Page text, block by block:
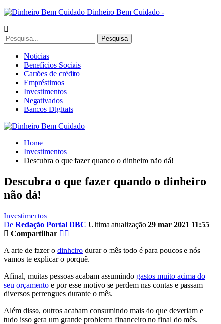
Dinheiro Bem Cuidado -
Notícias
Benefícios Sociais
Cartões de crédito
Empréstimos
Investimentos
Negativados
Bancos Digitais
Home
Investimentos
Descubra o que fazer quando o dinheiro não dá!
Descubra o que fazer quando o dinheiro
não dá!
Investimentos
De Redação Portal DBC Ultima atualização 29 mar 2021 11:55
Compartilhar
A arte de fazer o dinheiro durar o mês todo é para poucos e nós
vamos te explicar o porquê.
Afinal, muitas pessoas acabam assumindo gastos muito acima do
seu orçamento e por esse motivo se perdem nas contas e passam
diversos perrengues durante o mês.
Além disso, outros acabam consumindo mais do que deveriam e
tudo isso gera um grande problema financeiro no final do mês.